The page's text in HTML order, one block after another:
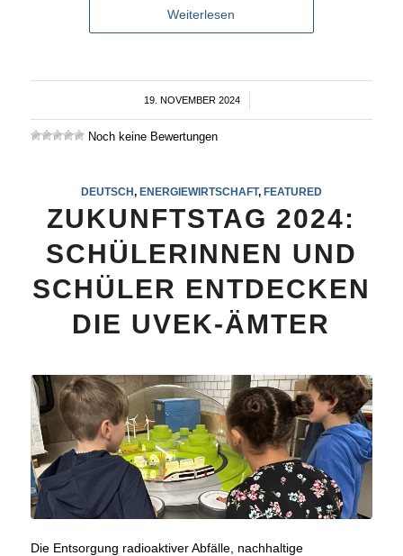
Weiterlesen
19. NOVEMBER 2024
/
Noch keine Bewertungen
DEUTSCH, ENERGIEWIRTSCHAFT, FEATURED
ZUKUNFTSTAG 2024:
SCHÜLERINNEN UND
SCHÜLER ENTDECKEN
DIE UVEK-ÄMTER
Die Entsorgung radioaktiver Abfälle, nachhaltige